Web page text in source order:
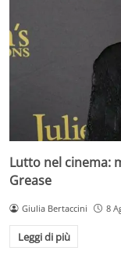
Lutto nel cinema:
Grease
Giulia Bertaccini 8
Leggi di più